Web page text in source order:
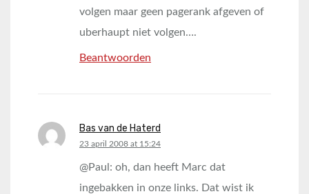
volgen maar geen pagerank afgeven of
uberhaupt niet volgen….
Beantwoorden
Bas van de Haterd
says:
23 april 2008 at 15:24
@Paul: oh, dan heeft Marc dat
ingebakken in onze links. Dat wist ik